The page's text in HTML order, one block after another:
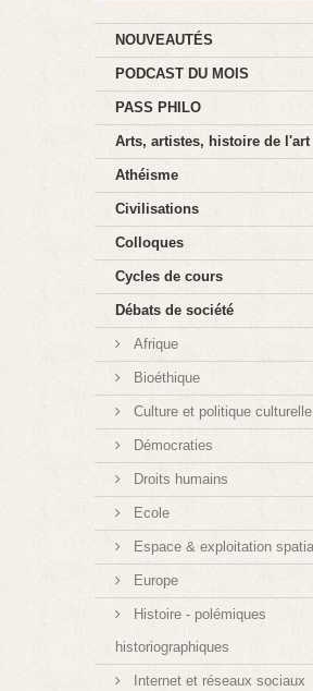
NOUVEAUTÉS
PODCAST DU MOIS
PASS PHILO
Arts, artistes, histoire de l'art
Athéisme
Civilisations
Colloques
Cycles de cours
Débats de société
Afrique
Bioéthique
Culture et politique culturelle
Démocraties
Droits humains
Ecole
Espace & exploitation
Europe
Histoire - polémiques
historiographiques
Internet et réseaux sociaux